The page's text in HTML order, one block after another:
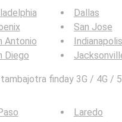
Antonio
Diego
Dallas
San Jose
Indianapolis
finday 3G / 4G /
Laredo